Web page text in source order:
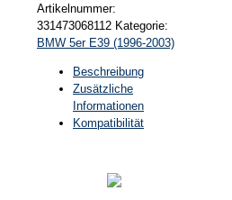
Artikelnummer:
331473068112 Kategorie:
BMW 5er E39 (1996-2003)
Beschreibung
Zusätzliche
Informationen
Kompatibilität